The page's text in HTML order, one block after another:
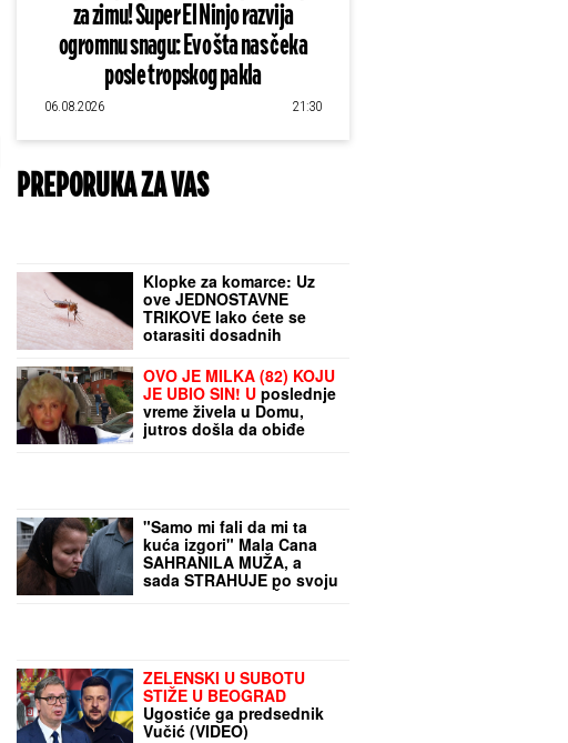
za zimu! Super El Ninjo razvija
ogromnu snagu: Evo šta nas čeka
posle tropskog pakla
06.08.2026 21:30
PREPORUKA ZA VAS
Klopke za komarce: Uz
ove JEDNOSTAVNE
TRIKOVE lako ćete se
otarasiti dosadnih
možete napraviti sami, a
za drugu vam ne treba
BAŠ NIŠTA
OVO JE MILKA (82) KOJU
JE UBIO SIN! U poslednje
vreme živela u Domu,
jutros došla da obiđe
sina, a on je TUKAO DO
"Samo mi fali da mi ta
kuća izgori" Mala Cana
SAHRANILA MUŽA, a
sada STRAHUJE po svoju
bezbednost: "JOŠ TO DA
ZELENSKI U SUBOTU
STIŽE U BEOGRAD
Ugostiće ga predsednik
Vučić (VIDEO)